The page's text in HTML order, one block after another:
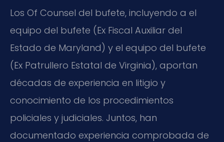
Los Of Counsel del bufete, incluyendo a el
equipo del bufete (Ex Fiscal Auxiliar del
Estado de Maryland) y el equipo del bufete
(Ex Patrullero Estatal de Virginia), aportan
décadas de experiencia en litigio y
conocimiento de los procedimientos
policiales y judiciales. Juntos, han
documentado experiencia comprobada de